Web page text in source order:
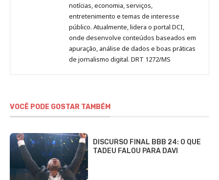
notícias, economia, serviços,
entretenimento e temas de interesse
público. Atualmente, lidera o portal DCI,
onde desenvolve conteúdos baseados em
apuração, análise de dados e boas práticas
de jornalismo digital. DRT 1272/MS
VOCÊ PODE GOSTAR TAMBÉM
DISCURSO FINAL BBB 24: O QUE
TADEU FALOU PARA DAVI